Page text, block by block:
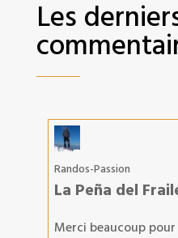
Les
Randos-Passion
La Peña del
Merci beaucoup